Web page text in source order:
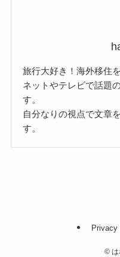
旅行大好き！海外移住
ネットやテレビで話題
す。
自分なりの視点で文章
す。
©は